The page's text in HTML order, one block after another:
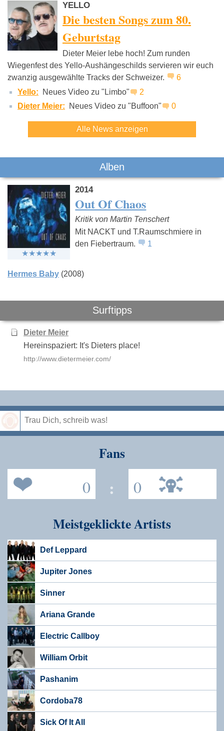
YELLO
Die besten Songs zum 80.
Geburtstag
Dieter Meier lebe hoch! Zum runden
Wiegenfest des Yello-Aushängeschilds servieren wir euch
zwanzig ausgewählte Tracks der Schweizer.
6
Yello:
Neues Video zu "Limbo"
2
Dieter Meier:
Neues Video zu "Buffoon" 0
Alle News anzeigen
Alben
2014
Out Of Chaos
Kritik von Martin Tenschert
Mit NACKT und T.Raumschmiere in
den Fiebertraum.
1
Hermes Baby (2008)
Surftipps
Dieter Meier
Hereinspaziert: It's Dieters place!
http://www.dietermeier.com/
Fans
0 : 0
Meistgeklickte Artists
Def Leppard
Jupiter Jones
Sinner
Ariana Grande
Electric Callboy
William Orbit
Pashanim
Cordoba78
Sick Of It All